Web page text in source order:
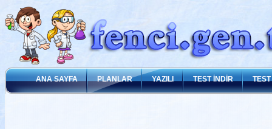
ANA SAYFA PLANLAR YAZILI TEST İNDİR